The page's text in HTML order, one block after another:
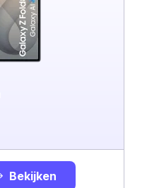
Bekijken